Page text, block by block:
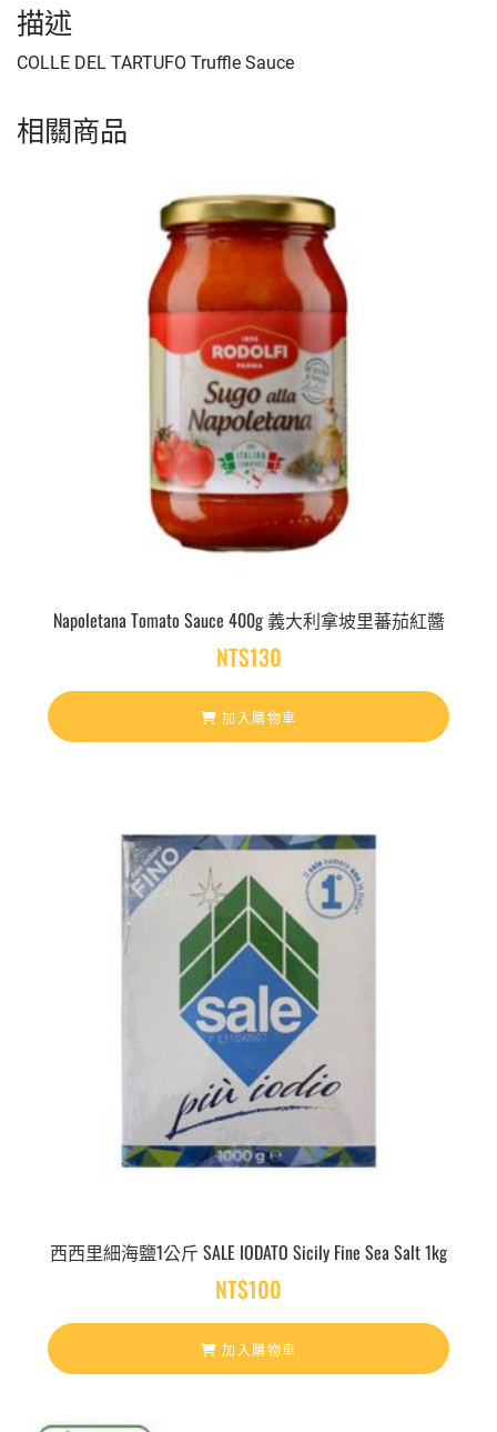
描述
COLLE DEL TARTUFO Truffle Sauce
相關商品
Napoletana Tomato Sauce 400g 義大利拿坡里蕃茄紅醬
NT$130
加入購物車
西西里細海鹽1公斤 SALE IODATO Sicily Fine Sea Salt 1kg
NT$100
加入購物車